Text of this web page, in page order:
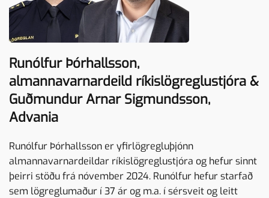
Runólfur Þórhallsson,
almannavarnardeild ríkislögreglustjóra &
Guðmundur Arnar Sigmundsson,
Advania
Runólfur Þórhallsson er yfirlögregluþjónn
almannavarnardeildar ríkislögreglustjóra og hefur sinnt
þeirri stöðu frá nóvember 2024. Runólfur hefur starfað
sem lögreglumaður í 37 ár og m.a. í sérsveit og leitt